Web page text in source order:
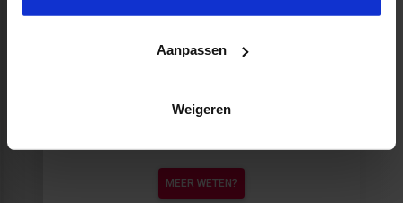
Aanpassen
Weigeren
MEER WETEN?